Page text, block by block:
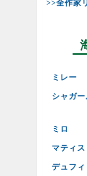
>>全作家
ミレー
シャガ
ミロ
マティス
デュフィ